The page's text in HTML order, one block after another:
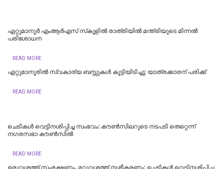
ഏറ്റുമാനൂർ എംആർഎസ് സ്‌കൂളിൽ രാത്രിയിൽ മന്ത്രിയുടെ മിന്നൽ
പരിശോധന
READ MORE
ഏറ്റുമാനൂരിൽ സ്വകാര്യ ബസ്സുകൾ കൂട്ടിയിടിച്ചു; യാത്രക്കാരന് പരിക്ക്
READ MORE
ചെടികള്‍ വെട്ടിനശിപ്പിച്ച സംഭവം: കൗണ്‍സിലറുടെ നടപടി തെറ്റെന്ന്
നഗരസഭാ കൗണ്‍സില്‍
READ MORE
ഒരുവശത്ത് സംരക്ഷണം, മറുവശത്ത് നശീകരണം; ചെടികൾ വെട്ടിനശിപ്പിച്ച